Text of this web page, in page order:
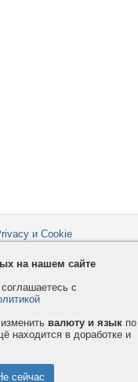
и Cookie
на нашем сайте
с
валюту и язык по
находится в доработке и